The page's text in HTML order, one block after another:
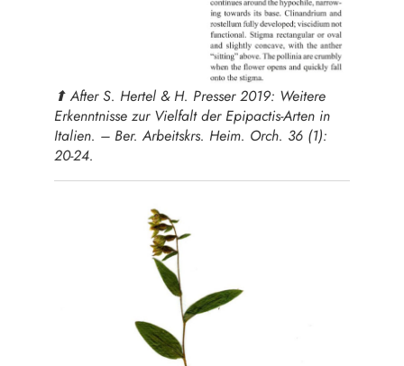
⬆︎ After S. Hertel & H. Presser 2019: Weitere
Erkenntnisse zur Vielfalt der Epipactis-Arten in
Italien. – Ber. Arbeitskrs. Heim. Orch. 36 (1):
20-24.